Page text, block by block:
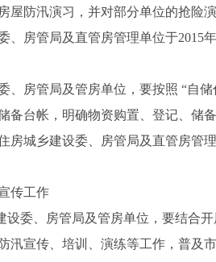
屋防汛演习，并对部分单位的抢险演
、房管局及直管房管理单位于2015
、房管局及管房单位，要按照 “自
备台帐，明确物资购置、登记、储
房城乡建设委、房管局及直管房管
传工作
设委、房管局及管房单位，要结合
汛宣传、培训、演练等工作，普及